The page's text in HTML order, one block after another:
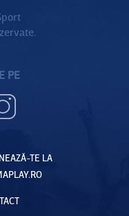
PE
TE LA